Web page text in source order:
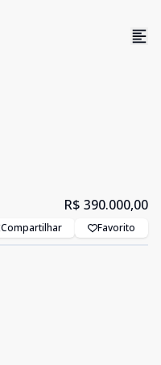
R$ 390.000,00
Compartilhar Favorito